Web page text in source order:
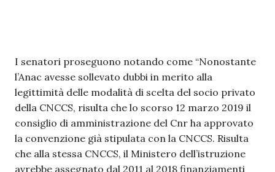
I senatori proseguono notando come “Nonostante
l’Anac avesse sollevato dubbi in merito alla
legittimità delle modalità di scelta del socio privato
della CNCCS, risulta che lo scorso 12 marzo 2019 il
consiglio di amministrazione del Cnr ha approvato
la convenzione già stipulata con la CNCCS. Risulta
che alla stessa CNCCS, il Ministero dell’istruzione
avrebbe assegnato dal 2011 al 2018 finanziamenti